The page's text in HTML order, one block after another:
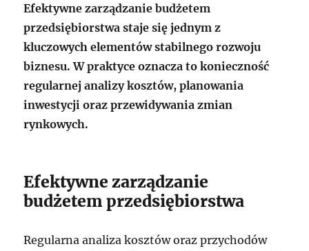
Efektywne zarządzanie budżetem
przedsiębiorstwa staje się jednym z
kluczowych elementów stabilnego rozwoju
biznesu. W praktyce oznacza to konieczność
regularnej analizy kosztów, planowania
inwestycji oraz przewidywania zmian
rynkowych.
Efektywne zarządzanie
budżetem przedsiębiorstwa
Regularna analiza kosztów oraz przychodów